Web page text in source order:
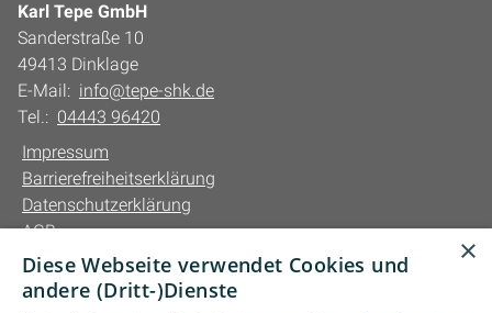
Karl Tepe GmbH
Sanderstraße 10
49413 Dinklage
E-Mail: info@tepe-shk.de
Tel.: 04443 96420
Impressum
Barrierefreiheitserklärung
Datenschutzerklärung
AGB
Unsere Bereiche
×
Diese Webseite verwendet Cookies und
andere (Dritt-)Dienste